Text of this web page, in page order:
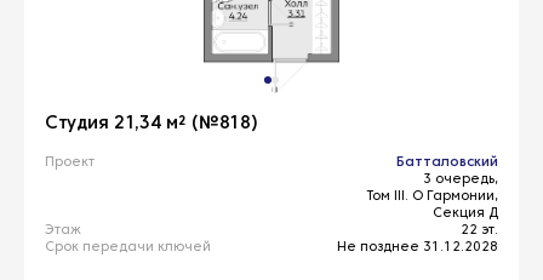
Студия 21,34 м² (№818)
Проект
Батталовский
3 очередь,
Том III. О Гармонии,
Секция Д
Этаж
22 эт.
Срок передачи ключей
Не позднее 31.12.2028